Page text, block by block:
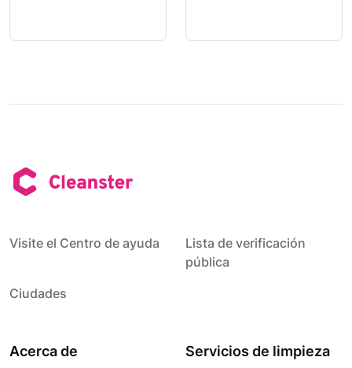
Visite el Centro de ayuda
Lista de verificación
pública
Ciudades
Acerca de Servicios de limpieza